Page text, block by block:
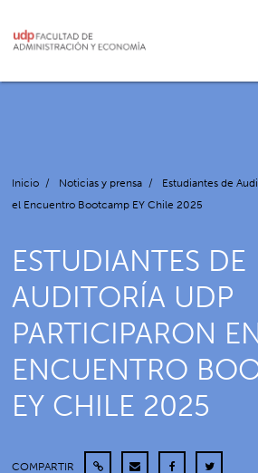
Inicio / Noticias y prensa /
Estudiantes de
el Encuentro Bootcamp EY Chile 2025
ESTUDIANTES DE
AUDITORÍA UDP
PARTICIPARON
ENCUENTRO
EY CHILE 2025
COMPARTIR